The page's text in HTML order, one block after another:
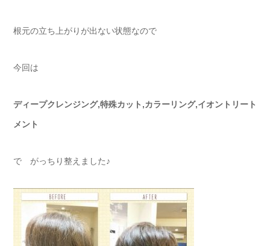
根元の立ち上がりが出ない状態なので
今回は
ディープクレンジング,特殊カット,カラーリング,イオントリート
メント
で がっちり整えました♪